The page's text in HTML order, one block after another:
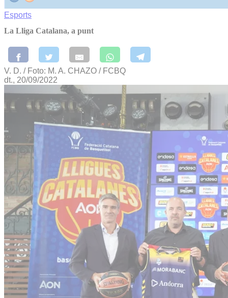
Esports
La Lliga Catalana, a punt
V. D. / Foto: M. A. CHAZO / FCBQ
dt., 20/09/2022